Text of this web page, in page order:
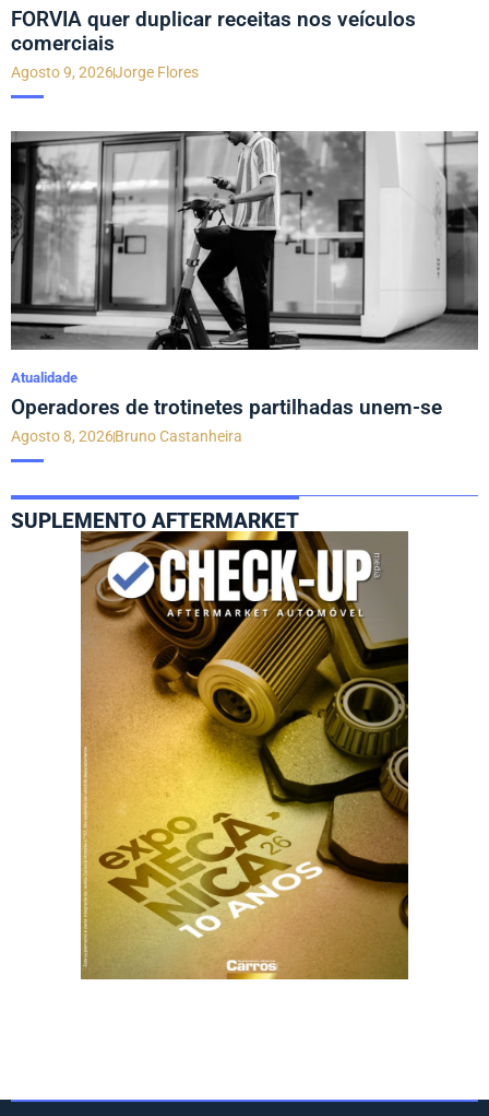
FORVIA quer duplicar receitas nos veículos
comerciais
Agosto 9, 2026Jorge Flores
Atualidade
Operadores de trotinetes partilhadas unem-se
Agosto 8, 2026Bruno Castanheira
SUPLEMENTO AFTERMARKET